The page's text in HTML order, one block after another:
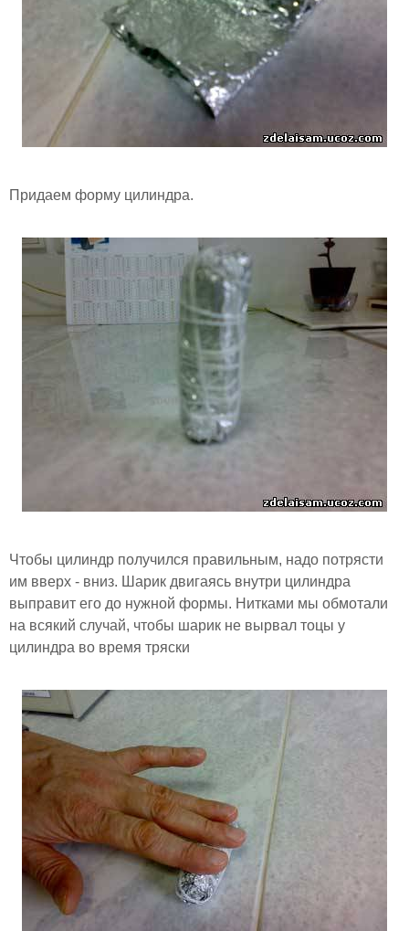
Придаем форму цилиндра.
Чтобы цилиндр получился правильным, надо потрясти
им вверх - вниз. Шарик двигаясь внутри цилиндра
выправит его до нужной формы. Нитками мы обмотали
на всякий случай, чтобы шарик не вырвал тоцы у
цилиндра во время тряски